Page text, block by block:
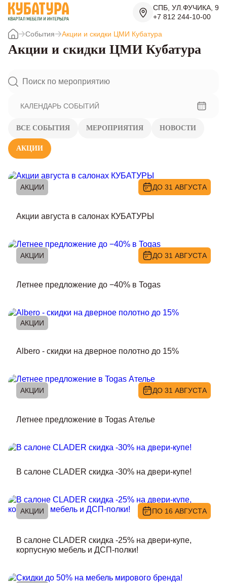
СПБ, УЛ.ФУЧИКА, 9
+7 812 244-10-00
События Акции и скидки ЦМИ Кубатура
Акции и скидки ЦМИ Кубатура
КАЛЕНДАРЬ СОБЫТИЙ
ВСЕ СОБЫТИЯ МЕРОПРИЯТИЯ НОВОСТИ
АКЦИИ
АКЦИИ ДО 31 АВГУСТА
Акции августа в салонах КУБАТУРЫ
АКЦИИ ДО 31 АВГУСТА
Летнее предложение до −40% в Togas
АКЦИИ
Albero - скидки на дверное полотно до 15%
АКЦИИ ДО 31 АВГУСТА
Летнее предложение в Togas Ателье
В салоне CLADER скидка -30% на двери-купе!
АКЦИИ ПО 16 АВГУСТА
В салоне CLADER скидка -25% на двери-купе,
корпусную мебель и ДСП-полки!